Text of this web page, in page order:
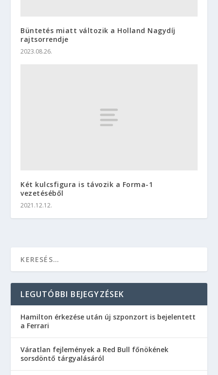
Büntetés miatt változik a Holland Nagydíj
rajtsorrendje
2023.08.26.
Két kulcsfigura is távozik a Forma-1
vezetéséből
2021.12.12.
LEGUTÓBBI BEJEGYZÉSEK
Hamilton érkezése után új szponzort is bejelentett
a Ferrari
Váratlan fejlemények a Red Bull főnökének
sorsdöntő tárgyalásáról